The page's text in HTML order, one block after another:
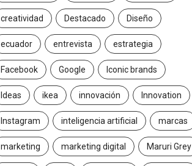
creatividad Destacado Diseño
ecuador entrevista estrategia
Facebook Google Iconic brands
Ideas ikea innovación Innovation
Instagram inteligencia artificial marcas
marketing marketing digital Maruri Grey